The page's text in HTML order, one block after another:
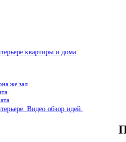
квартиры и дома
же зал
Видео обзор идей.